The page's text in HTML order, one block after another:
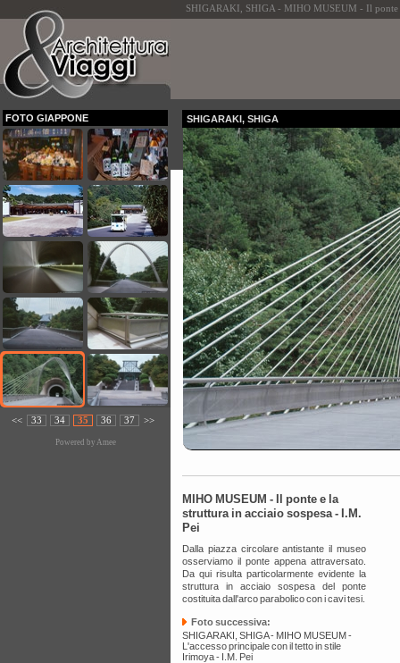
SHIGARAKI, SHIGA - MIHO MUSEUM - Il ponte
FOTO GIAPPONE
<< 33 34 35 36 37 >>
Powered by Amee
SHIGARAKI, SHIGA
MIHO MUSEUM - Il ponte e la
struttura in acciaio sospesa - I.M.
Pei
Dalla piazza circolare antistante il museo
osserviamo il ponte appena attraversato.
Da qui risulta particolarmente evidente la
struttura in acciaio sospesa del ponte
costituita dall'arco parabolico con i cavi tesi.
Foto successiva:
SHIGARAKI, SHIGA - MIHO MUSEUM -
L'accesso principale con il tetto in stile
Irimoya - I.M. Pei